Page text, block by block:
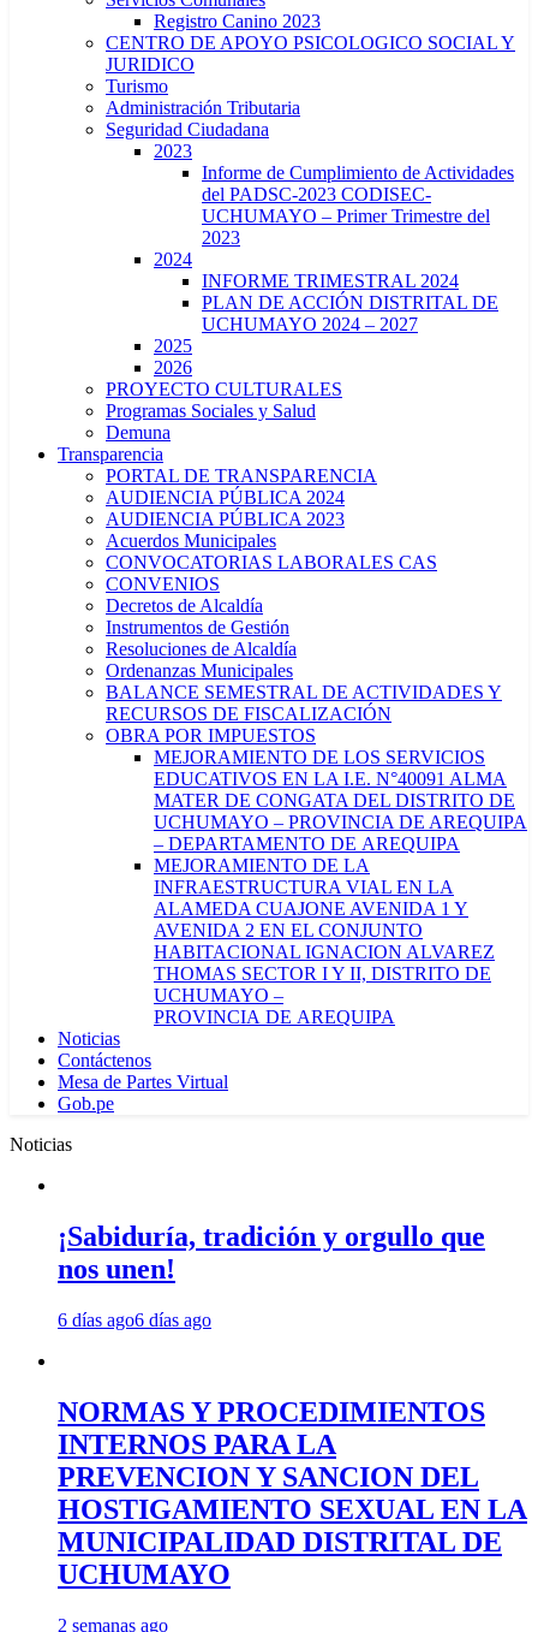
Registro Canino 2023
CENTRO DE APOYO PSICOLOGICO SOCIAL Y
JURIDICO
Turismo
Administración Tributaria
Seguridad Ciudadana
2023
Informe de Cumplimiento de Actividades
del PADSC-2023 CODISEC-
UCHUMAYO – Primer Trimestre del
2023
2024
INFORME TRIMESTRAL 2024
PLAN DE ACCIÓN DISTRITAL DE
UCHUMAYO 2024 – 2027
2025
2026
PROYECTO CULTURALES
Programas Sociales y Salud
Demuna
Transparencia
PORTAL DE TRANSPARENCIA
AUDIENCIA PÚBLICA 2024
AUDIENCIA PÚBLICA 2023
Acuerdos Municipales
CONVOCATORIAS LABORALES CAS
CONVENIOS
Decretos de Alcaldía
Instrumentos de Gestión
Resoluciones de Alcaldía
Ordenanzas Municipales
BALANCE SEMESTRAL DE ACTIVIDADES Y
RECURSOS DE FISCALIZACIÓN
OBRA POR IMPUESTOS
MEJORAMIENTO DE LOS SERVICIOS
EDUCATIVOS EN LA I.E. N°40091 ALMA
MATER DE CONGATA DEL DISTRITO DE
UCHUMAYO – PROVINCIA DE AREQUIPA
– DEPARTAMENTO DE AREQUIPA
MEJORAMIENTO DE LA
INFRAESTRUCTURA VIAL EN LA
ALAMEDA CUAJONE AVENIDA 1 Y
AVENIDA 2 EN EL CONJUNTO
HABITACIONAL IGNACION ALVAREZ
THOMAS SECTOR I Y II, DISTRITO DE
UCHUMAYO –
PROVINCIA DE AREQUIPA
Noticias
Contáctenos
Mesa de Partes Virtual
Gob.pe
Noticias
¡Sabiduría, tradición y orgullo que
nos unen!
6 días ago6 días ago
NORMAS Y PROCEDIMIENTOS
INTERNOS PARA LA
PREVENCION Y SANCION DEL
HOSTIGAMIENTO SEXUAL EN LA
MUNICIPALIDAD DISTRITAL DE
UCHUMAYO
2 semanas ago